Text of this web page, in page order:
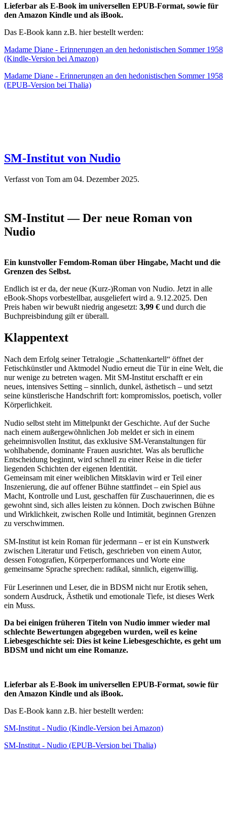
Lieferbar als E-Book im universellen EPUB-Format, sowie für
den Amazon Kindle und als iBook.
Das E-Book kann z.B. hier bestellt werden:
Madame Diane - Erinnerungen an den hedonistischen Sommer 1958
(Kindle-Version bei Amazon)
Madame Diane - Erinnerungen an den hedonistischen Sommer 1958
(EPUB-Version bei Thalia)
SM-Institut von Nudio
Verfasst von Tom am 04. Dezember 2025.
SM-Institut — Der neue Roman von
Nudio
Ein kunstvoller Femdom-Roman über Hingabe, Macht und die
Grenzen des Selbst.
Endlich ist er da, der neue (Kurz-)Roman von Nudio. Jetzt in alle
eBook-Shops vorbestellbar, ausgeliefert wird a. 9.12.2025. Den
Preis haben wir bewußt niedrig angesetzt: 3,99 € und durch die
Buchpreisbindung gilt er überall.
Klappentext
Nach dem Erfolg seiner Tetralogie „Schattenkartell“ öffnet der
Fetischkünstler und Aktmodel Nudio erneut die Tür in eine Welt, die
nur wenige zu betreten wagen. Mit SM-Institut erschafft er ein
neues, intensives Setting – sinnlich, dunkel, ästhetisch – und setzt
seine künstlerische Handschrift fort: kompromisslos, poetisch, voller
Körperlichkeit.
Nudio selbst steht im Mittelpunkt der Geschichte. Auf der Suche
nach einem außergewöhnlichen Job meldet er sich in einem
geheimnisvollen Institut, das exklusive SM-Veranstaltungen für
wohlhabende, dominante Frauen ausrichtet. Was als berufliche
Entscheidung beginnt, wird schnell zu einer Reise in die tiefer
liegenden Schichten der eigenen Identität.
Gemeinsam mit einer weiblichen Mitsklavin wird er Teil einer
Inszenierung, die auf offener Bühne stattfindet – ein Spiel aus
Macht, Kontrolle und Lust, geschaffen für Zuschauerinnen, die es
gewohnt sind, sich alles leisten zu können. Doch zwischen Bühne
und Wirklichkeit, zwischen Rolle und Intimität, beginnen Grenzen
zu verschwimmen.
SM-Institut ist kein Roman für jedermann – er ist ein Kunstwerk
zwischen Literatur und Fetisch, geschrieben von einem Autor,
dessen Fotografien, Körperperformances und Worte eine
gemeinsame Sprache sprechen: radikal, sinnlich, eigenwillig.
Für Leserinnen und Leser, die in BDSM nicht nur Erotik sehen,
sondern Ausdruck, Ästhetik und emotionale Tiefe, ist dieses Werk
ein Muss.
Da bei einigen früheren Titeln von Nudio immer wieder mal
schlechte Bewertungen abgegeben wurden, weil es keine
Liebesgeschichte sei: Dies ist keine Liebesgeschichte, es geht um
BDSM und nicht um eine Romanze.
Lieferbar als E-Book im universellen EPUB-Format, sowie für
den Amazon Kindle und als iBook.
Das E-Book kann z.B. hier bestellt werden:
SM-Institut - Nudio (Kindle-Version bei Amazon)
SM-Institut - Nudio (EPUB-Version bei Thalia)